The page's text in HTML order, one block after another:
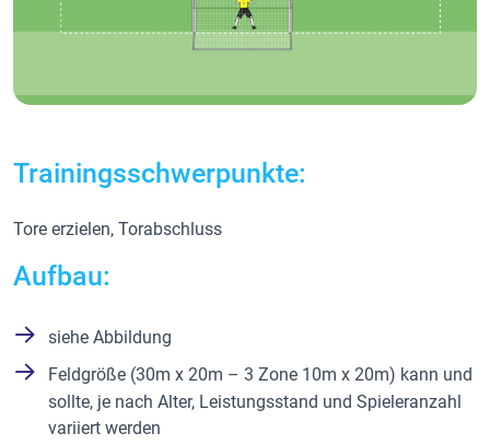
Trainingsschwerpunkte:
Tore erzielen, Torabschluss
Aufbau:
siehe Abbildung
Feldgröße (30m x 20m – 3 Zone 10m x 20m) kann und
sollte, je nach Alter, Leistungsstand und Spieleranzahl
variiert werden